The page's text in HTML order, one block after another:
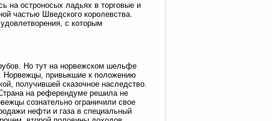
на остроносых ладьях в торговые и
частью Шведского королевства.
с которым
Но тут на норвежском шельфе
Норвежцы, привыкшие к положению
получившей сказочное наследство.
на референдуме решила не
сознательно ограничили свое
нефти и газа в специальный